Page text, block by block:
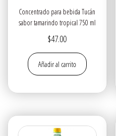
Concentrado para bebida Tucán
sabor tamarindo tropical 750 ml
$47.00
Añadir al carrito